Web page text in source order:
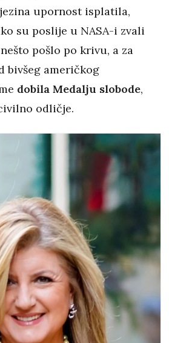
upornost isplatila,
su poslije u NASA-i zvali
pošlo po krivu, a za
bivšeg američkog
dobila Medalju slobode,
odličje.